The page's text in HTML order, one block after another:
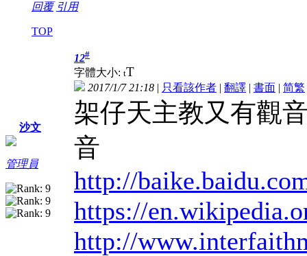
回覆 引用
TOP
沙文
管理員
12#
字體大小: tT
2017/1/7 21:18 | 只看該作者 | 翻譯 | 書面 | 简繁
架仔天主教又有觀
音
http://
https://
http://